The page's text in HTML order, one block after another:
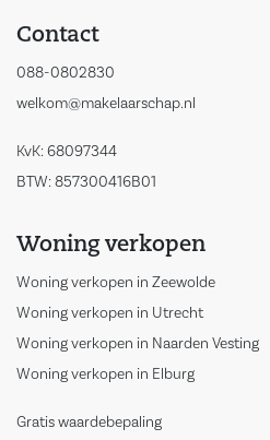
Contact
088-0802830
welkom@makelaarschap.nl
KvK: 68097344
BTW: 857300416B01
Woning verkopen
Woning verkopen in Zeewolde
Woning verkopen in Utrecht
Woning verkopen in Naarden Vesting
Woning verkopen in Elburg
Gratis waardebepaling